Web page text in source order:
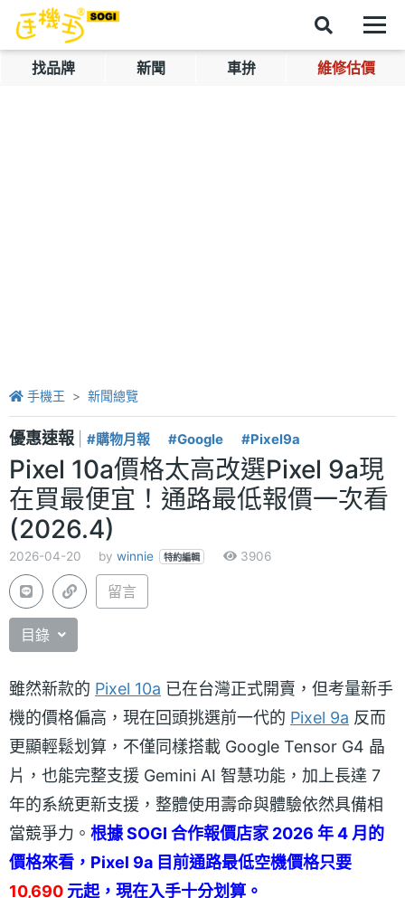
找品牌 新聞 車拚 維修估價
手機王 新聞總覽
優惠速報 #購物月報 #Google #Pixel9a
Pixel 10a價格太高改選Pixel 9a現
在買最便宜！通路最低報價一次看
(2026.4)
2026-04-20 by winnie 特約編輯 3906
留言
目錄
雖然新款的 Pixel 10a 已在台灣正式開賣，但考量新手
機的價格偏高，現在回頭挑選前一代的 Pixel 9a 反而
更顯輕鬆划算，不僅同樣搭載 Google Tensor G4 晶
片，也能完整支援 Gemini AI 智慧功能，加上長達 7
年的系統更新支援，整體使用壽命與體驗依然具備相
當競爭力。 根據 SOGI 合作報價店家 2026 年 4 月的
價格來看，Pixel 9a 目前通路最低空機價格只要
10,690 元起，現在入手十分划算。